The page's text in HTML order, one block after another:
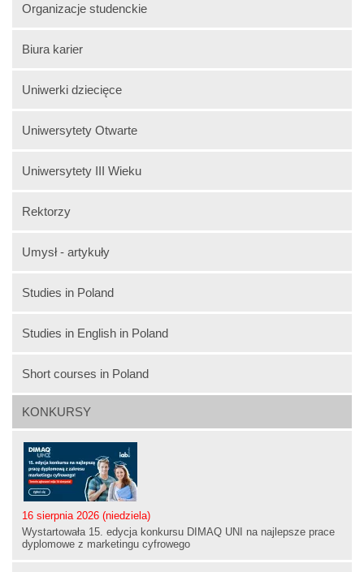
Organizacje studenckie
Biura karier
Uniwerki dziecięce
Uniwersytety Otwarte
Uniwersytety III Wieku
Rektorzy
Umysł - artykuły
Studies in Poland
Studies in English in Poland
Short courses in Poland
KONKURSY
16 sierpnia 2026 (niedziela)
Wystartowała 15. edycja konkursu DIMAQ UNI na najlepsze prace
dyplomowe z marketingu cyfrowego